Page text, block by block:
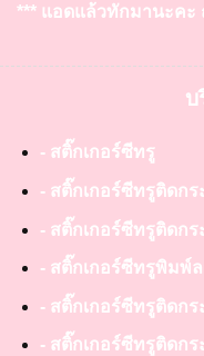
*** แอดแล้วทักมานะคะ
บ
- สติ๊กเกอร์ซีทรู
- สติ๊กเกอร์ซีทรูติดกร
- สติ๊กเกอร์ซีทรูติดกร
- สติ๊กเกอร์ซีทรูพิมพ์
- สติ๊กเกอร์ซีทรูติดก
- สติ๊กเกอร์ซีทรูติดกร